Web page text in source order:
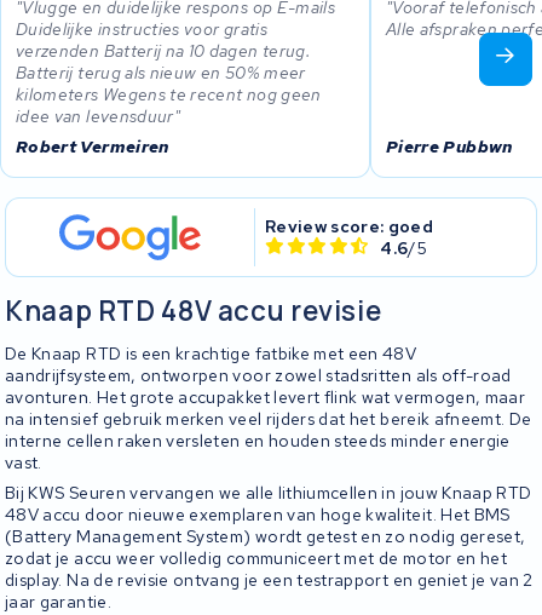
Vlugge en duidelijke respons op E-mails
Duidelijke instructies voor gratis
verzenden Batterij na 10 dagen terug.
Batterij terug als nieuw en 50% meer
kilometers Wegens te recent nog geen
idee van levensduur
Robert Vermeiren
Vooraf telefonisch
Alle afspraken
Pierre Pubbwn
Review score: goed
4.6/5
Knaap RTD 48V accu revisie
De Knaap RTD is een krachtige fatbike met een 48V
aandrijfsysteem, ontworpen voor zowel stadsritten als off-road
avonturen. Het grote accupakket levert flink wat vermogen, maar
na intensief gebruik merken veel rijders dat het bereik afneemt. De
interne cellen raken versleten en houden steeds minder energie
vast.
Bij KWS Seuren vervangen we alle lithiumcellen in jouw Knaap RTD
48V accu door nieuwe exemplaren van hoge kwaliteit. Het BMS
(Battery Management System) wordt getest en zo nodig gereset,
zodat je accu weer volledig communiceert met de motor en het
display. Na de revisie ontvang je een testrapport en geniet je van 2
jaar garantie.